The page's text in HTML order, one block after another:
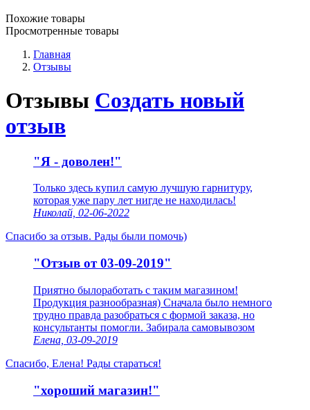
Похожие товары
Просмотренные товары
Главная
Отзывы
Отзывы Создать новый
отзыв
"Я - доволен!"
Только здесь купил самую лучшую гарнитуру,
которая уже пару лет нигде не находилась!
Николай, 02-06-2022
Спасибо за отзыв. Рады были помочь)
"Отзыв от 03-09-2019"
Приятно былоработать с таким магазином!
Продукция разнообразная) Сначала было немного
трудно правда разобраться с формой заказа, но
консультанты помогли. Забирала самовывозом
Елена, 03-09-2019
Спасибо, Елена! Рады стараться!
"хороший магазин!"